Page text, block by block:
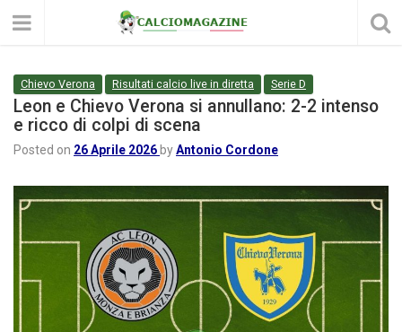
Chievo Verona Risultati calcio live in diretta Serie D
Leon e Chievo Verona si annullano: 2-2 intenso
e ricco di colpi di scena
Posted on 26 Aprile 2026 byAntonio Cordone